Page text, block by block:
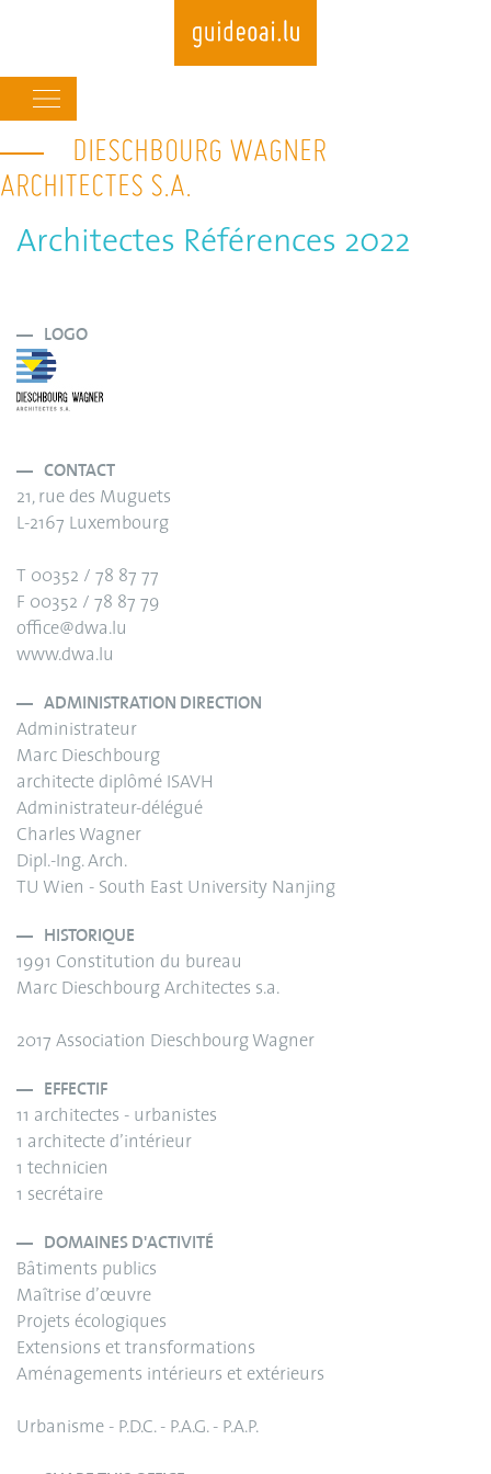
Skip
to
navigation
DIESCHBOURG WAGNER
ARCHITECTES S.A.
Architectes Références 2022
LOGO
CONTACT
21, rue des Muguets
L-2167 Luxembourg
T 00352 / 78 87 77
F 00352 / 78 87 79
office@dwa.lu
www.dwa.lu
ADMINISTRATION DIRECTION
Administrateur
Marc Dieschbourg
architecte diplômé ISAVH
Administrateur-délégué
Charles Wagner
Dipl.-Ing. Arch.
TU Wien - South East University Nanjing
HISTORIQUE
1991 Constitution du bureau
Marc Dieschbourg Architectes s.a.
2017 Association Dieschbourg Wagner
EFFECTIF
11 architectes - urbanistes
1 architecte d’intérieur
1 technicien
1 secrétaire
DOMAINES D'ACTIVITÉ
Bâtiments publics
Maîtrise d’œuvre
Projets écologiques
Extensions et transformations
Aménagements intérieurs et extérieurs
Urbanisme - P.D.C. - P.A.G. - P.A.P.